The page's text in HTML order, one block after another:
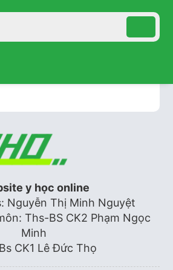
y học online
Nguyễn Thị Minh Nguyệt
Ths-BS CK2 Phạm Ngọc
Minh
CK1 Lê Đức Thọ